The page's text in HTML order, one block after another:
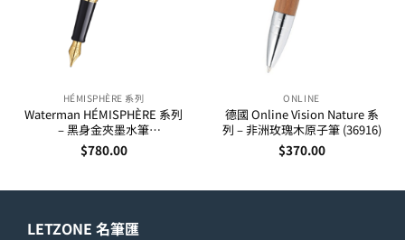
HÉMISPHÈRE 系列
Waterman HÉMISPHÈRE 系列
– 黑身金夾墨水筆
(S0920610,S0920630)
$780.00
ONLINE
德國 Online Vision Nature 系
列 – 非洲玫瑰木原子筆 (36916)
$370.00
LETZONE 名筆匯